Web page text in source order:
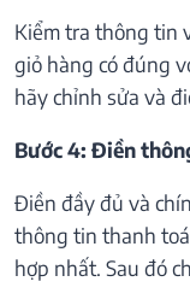
Kiểm tra thông tin
giỏ hàng có đúng
hãy chỉnh sửa và
Bước 4: Điền
Điền đầy đủ và
thông tin thanh
hợp nhất. Sau đó